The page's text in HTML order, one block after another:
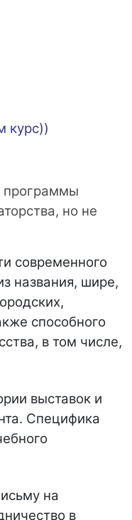
курс))
программы
но не
современного
названия, шире,
способного
в том числе,
выставок и
Специфика
на
в